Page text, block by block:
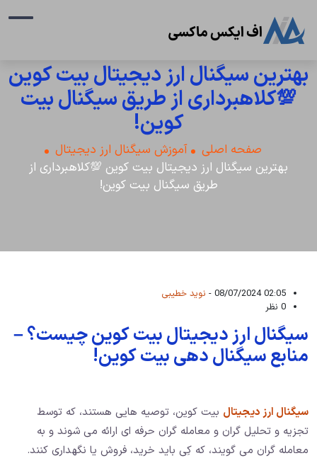
بهترین سیگنال ارز دیجیتال بیت کوین
💯کلاهبرداری از طریق سیگنال بیت
کوین!
صفحه اصلی
آموزش سیگنال ارز دیجیتال
بهترین سیگنال ارز دیجیتال بیت کوین 💯کلاهبرداری از
طریق سیگنال بیت کوین!
02:05 08/07/2024 -
نوید خطیبی
0 نظر
سیگنال ارز دیجیتال بیت کوین چیست؟ –
منابع سیگنال دهی بیت کوین!
سیگنال ارز دیجیتال بیت کوین، توصیه هایی هستند، که توسط
تجزیه و تحلیل گران و معامله گران حرفه ای ارائه می شوند و به
معامله گران می گویند، که کِی باید خرید، فروش یا نگهداری کنند.